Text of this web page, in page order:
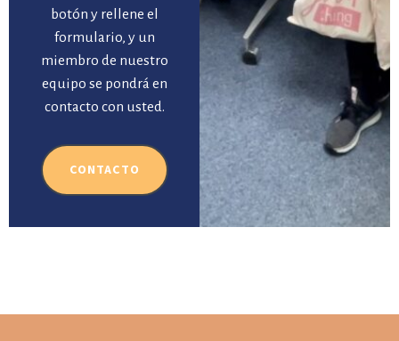
botón y rellene el
formulario, y un
miembro de nuestro
equipo se pondrá en
contacto con usted.
CONTACTO